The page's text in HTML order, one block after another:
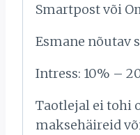
Smartpost või
Esmane nõutav
Intress: 10% –
Taotlejal ei tohi
maksehäireid